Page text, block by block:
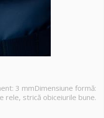
3 mmDimensiune formă:
rele, strică obiceiurile bune.